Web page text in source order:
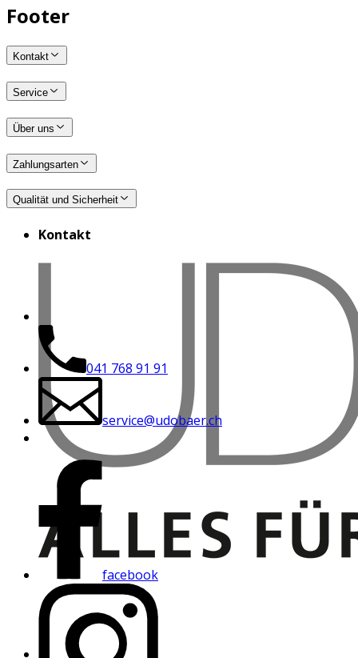
Footer
Kontakt
Service
Über uns
Zahlungsarten
Qualität und Sicherheit
Kontakt
041 768 91 91
service@udobaer.ch
facebook